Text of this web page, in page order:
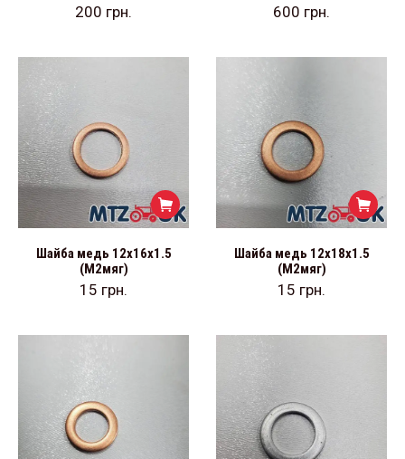
200 грн. 600 грн.
Шайба медь 12х16х1.5
(М2мяг)
15 грн.
Шайба медь 12х18х1.5
(М2мяг)
15 грн.